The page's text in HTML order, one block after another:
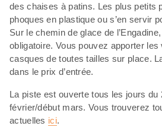
des chaises à patins. Les plus petits
phoques en plastique ou s’en servir
Sur le chemin de glace de
obligatoire. Vous pouvez apporter
casques de toutes tailles sur place.
dans le prix d’entrée.
La piste est ouverte tous les jours du
février/début mars. Vous trouverez
actuelles ici.